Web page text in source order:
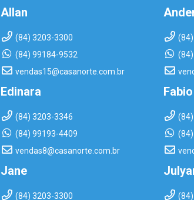
Allan
(84) 3203-3300
(84) 99184-9532
vendas15@casanorte.com.br
Edinara
(84) 3203-3346
(84) 99193-4409
vendas8@casanorte.com.br
Fabio
Jane
(84) 3203-3300